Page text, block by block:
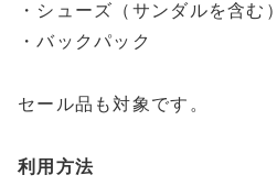
・シューズ（サンダルを含む）
・バックパック
セール品も対象です。
利用方法